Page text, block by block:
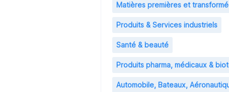
Matières premières et
Produits & Services industriels
Santé & beauté
Produits pharma, médicaux &
Automobile, Bateaux,